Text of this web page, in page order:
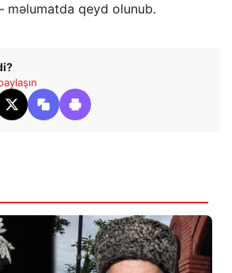
məlumatda qeyd olunub.